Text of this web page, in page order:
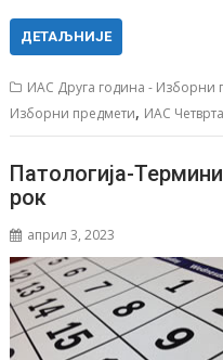
ДЕТАЉНИЈЕ
ИАС Друга година - Изборни
Изборни предмети, ИАС
Патологија-
рок
април 3, 2023